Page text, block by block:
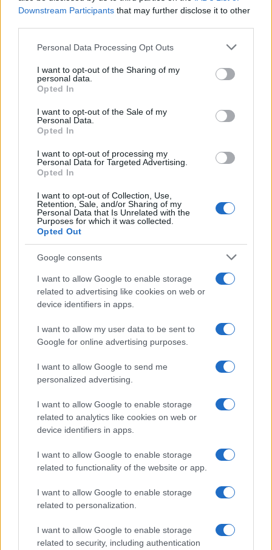
Downstream Participants that may further disclose it to other
Please note that this website/app uses one or more Google
not limited to your visit or usage behaviour. You may click to
grant or deny consent to Google and its third-party tags to
use your data for below specified purposes in below Google
consent section.
Personal Data Processing Opt Outs
I want to opt-out of the Sharing of my
personal data.
Opted In
I want to opt-out of the Sale of my
Personal Data.
Opted In
I want to opt-out of processing my
Personal Data for Targeted Advertising.
Opted In
I want to opt-out of Collection, Use,
Retention, Sale, and/or Sharing of my
Personal Data that Is Unrelated with the
Purposes for which it was collected.
Opted Out
Google consents
I want to allow Google to enable storage
related to advertising like cookies on web or
device identifiers in apps.
I want to allow my user data to be sent to
Google for online advertising purposes.
I want to allow Google to send me
personalized advertising.
I want to allow Google to enable storage
related to analytics like cookies on web or
device identifiers in apps.
I want to allow Google to enable storage
related to functionality of the website or app.
I want to allow Google to enable storage
related to personalization.
I want to allow Google to enable storage
related to security, including authentication
posameznik kazensko odgovoren za javno spodbujanje
sovraštva, nasilja ali nestrpnosti. Komentarji z žaljivimi,
odstranjeni. Pravila komentiranja →
Failed to fetch
Ravne na Koroškem
Radlje ob Dravi
Mislinja
Ribnica na Pohorju Podvelka
Kategorije:
Novice
Ključne besede: 1000 gibov
delavnica
Več iz kraja Slovenj Gradec
Brezplačna osvežitev: Skočite v
Ravnah
Pol stoletja glasbe na tromeji:
jubilejni festival narodno-